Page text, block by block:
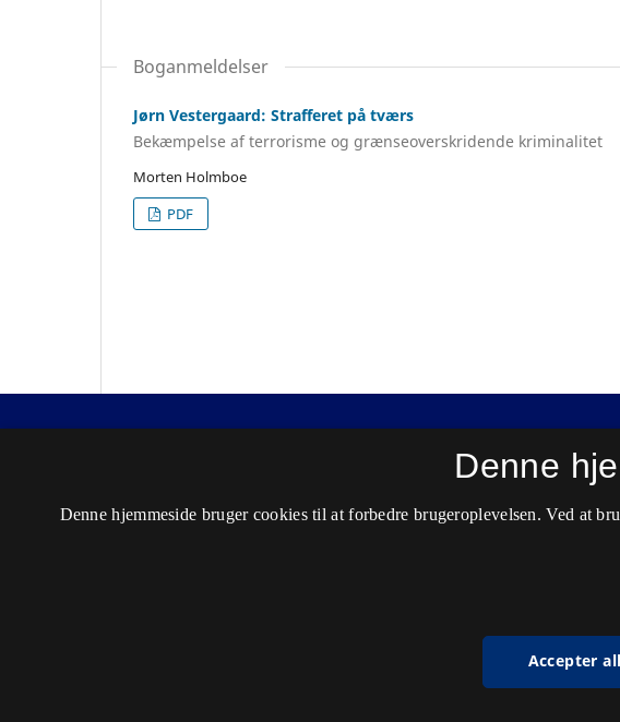
Boganmeldelser
Jørn Vestergaard: Strafferet på tværs
Bekæmpelse af terrorisme og grænseoverskridende kriminalitet
Morten Holmboe
PDF
Nordisk Tidsskrift for Kriminalvidenskab
ISSN 2446-3051 (Online)
Denne
Denne hjemmeside bruger cookies til at forbedre brugeroplevelsen. Ved at
Accepter